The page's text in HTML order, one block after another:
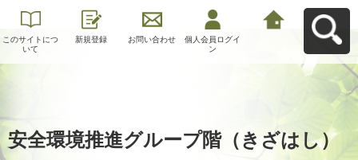
このサイトにつ
いて
新規登録 お問い合わせ
個人会員ログイ
ン
安全環境推進グループ階（きざはし）